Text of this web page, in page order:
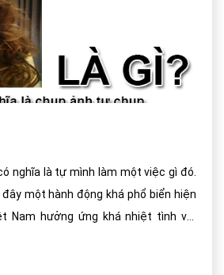
nghĩa là tự mình làm một việc gì đó.
một hành động khá phổ biển hiện
Nam hưởng ứng khá nhiệt tình với